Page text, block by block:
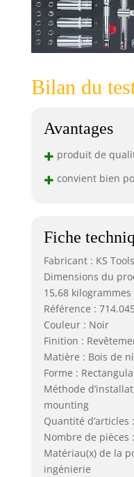
Bilan du
Avantages
+ produit de
+ convient bien
Fiche
Fabricant : KS Tools
Dimensions du
15,68 kilogrammes
Référence :
Couleur : Noir
Finition :
Matière : Bois de
Forme :
Méthode
mounting
Quantité d’articles
Nombre de pièces
Matériau(x) de la
ingénierie